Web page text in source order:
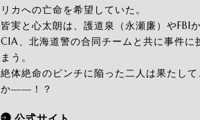
リカへの亡命を希望していた。
皆実と心太朗は、護道泉（永瀬廉）やFBI
CIA、北海道警の合同チームと共に事件
まう。
絶体絶命のピンチに陥った二人は果たし
か――！？